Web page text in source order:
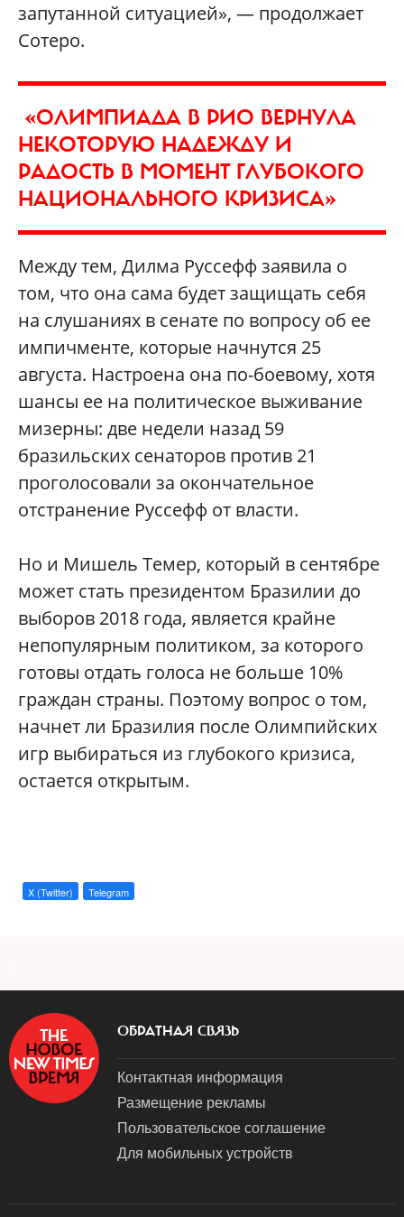
запутанной ситуацией», — продолжает
Сотеро.
«ОЛИМПИАДА В РИО ВЕРНУЛА
НЕКОТОРУЮ НАДЕЖДУ И
РАДОСТЬ В МОМЕНТ ГЛУБОКОГО
НАЦИОНАЛЬНОГО КРИЗИСА»
Между тем, Дилма Руссефф заявила о
том, что она сама будет защищать себя
на слушаниях в сенате по вопросу об ее
импичменте, которые начнутся 25
августа. Настроена она по-боевому, хотя
шансы ее на политическое выживание
мизерны: две недели назад 59
бразильских сенаторов против 21
проголосовали за окончательное
отстранение Руссефф от власти.
Но и Мишель Темер, который в сентябре
может стать президентом Бразилии до
выборов 2018 года, является крайне
непопулярным политиком, за которого
готовы отдать голоса не больше 10%
граждан страны. Поэтому вопрос о том,
начнет ли Бразилия после Олимпийских
игр выбираться из глубокого кризиса,
остается открытым.
X (Twitter) Telegram
ОБРАТНАЯ СВЯЗЬ
Контактная информация
Размещение рекламы
Пользовательское соглашение
Для мобильных устройств